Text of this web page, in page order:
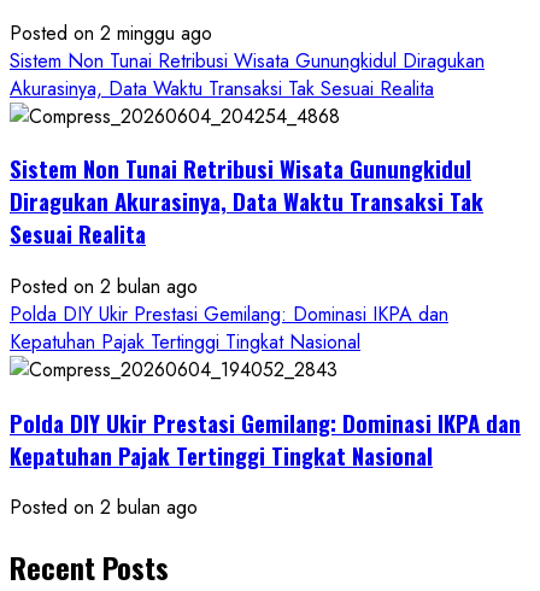
Posted on 2 minggu ago
Sistem Non Tunai Retribusi Wisata Gunungkidul Diragukan
Akurasinya, Data Waktu Transaksi Tak Sesuai Realita
Sistem Non Tunai Retribusi Wisata Gunungkidul
Diragukan Akurasinya, Data Waktu Transaksi Tak
Sesuai Realita
Posted on 2 bulan ago
Polda DIY Ukir Prestasi Gemilang: Dominasi IKPA dan
Kepatuhan Pajak Tertinggi Tingkat Nasional
Polda DIY Ukir Prestasi Gemilang: Dominasi IKPA dan
Kepatuhan Pajak Tertinggi Tingkat Nasional
Posted on 2 bulan ago
Recent Posts